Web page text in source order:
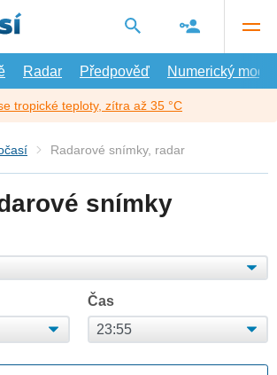
Radar Předpověď Numerický model
tropické teploty, zítra až 35 °C
Radarové snímky, radar
snímky
Čas